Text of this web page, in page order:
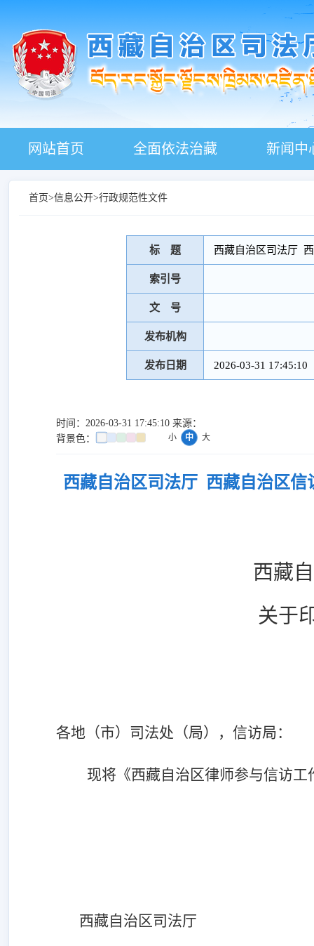
网站首页 全面依法治藏 新闻中
首页>信息公开>行政规范性文件
标 题 西藏自治区司法厅
索引号
文 号
发布机构
发布日期 2026-03-31 17:45:10
时间：2026-03-31 17:45:10 来源：
背景色：
小 中 大
西藏自治区司法厅 西藏自治区信
西藏
关于
各地（市）司法处（局），信访局：
现将《西藏自治区律师参与信访
西藏自治区司法厅